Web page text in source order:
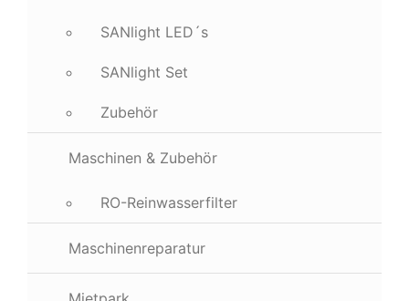
SANlight LED´s
SANlight Set
Zubehör
Maschinen & Zubehör
RO-Reinwasserfilter
Maschinenreparatur